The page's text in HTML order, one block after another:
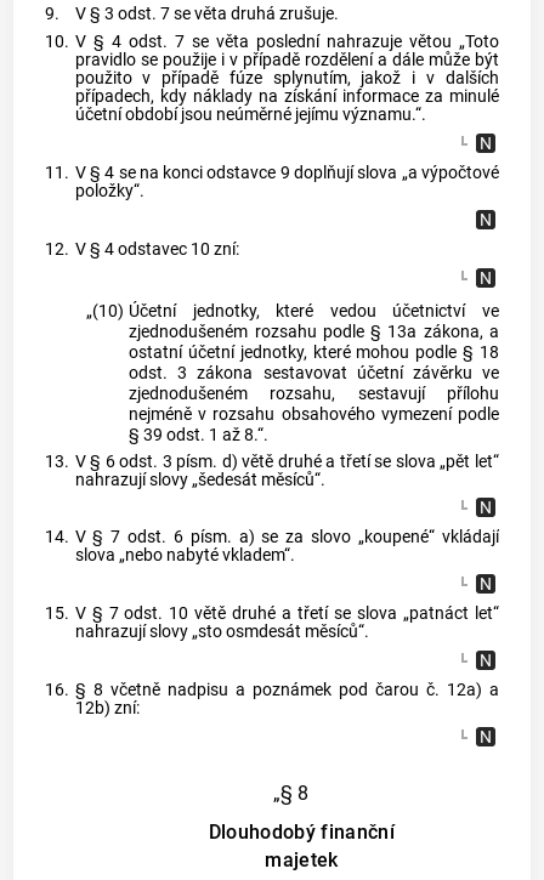
9.
V § 3 odst. 7 se věta druhá zrušuje.
10. V § 4 odst. 7 se věta poslední nahrazuje větou „Toto
pravidlo se použije i v případě rozdělení a dále může být
použito v případě fúze splynutím, jakož i v dalších
případech, kdy náklady na získání informace za minulé
účetní období jsou neúměrné jejímu významu.“.
11. V § 4 se na konci odstavce 9 doplňují slova „a výpočtové
položky“.
12. V § 4 odstavec 10 zní:
„(10) Účetní jednotky, které vedou účetnictví ve
zjednodušeném rozsahu podle § 13a zákona, a
ostatní účetní jednotky, které mohou podle § 18
odst. 3 zákona sestavovat účetní závěrku ve
zjednodušeném rozsahu, sestavují přílohu
nejméně v rozsahu obsahového vymezení podle
§ 39 odst. 1 až 8.“.
13. V § 6 odst. 3 písm. d) větě druhé a třetí se slova „pět let“
nahrazují slovy „šedesát měsíců“.
14. V § 7 odst. 6 písm. a) se za slovo „koupené“ vkládají
slova „nebo nabyté vkladem“.
15. V § 7 odst. 10 větě druhé a třetí se slova „patnáct let“
nahrazují slovy „sto osmdesát měsíců“.
16. § 8 včetně nadpisu a poznámek pod čarou č. 12a) a
12b) zní:
„§ 8
Dlouhodobý finanční
majetek